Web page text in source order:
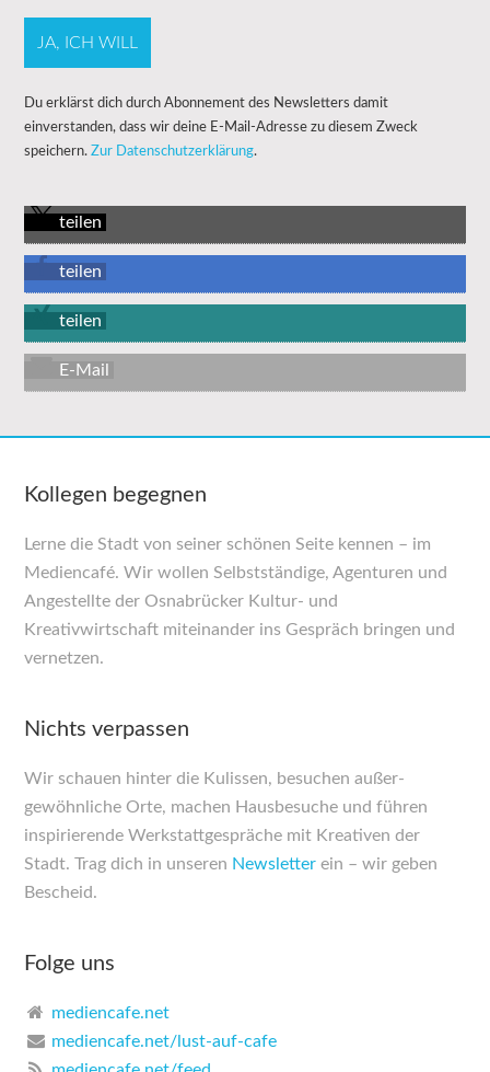
Du erklärst dich durch Abonnement des Newsletters damit
einverstanden, dass wir deine E-Mail-Adresse zu diesem Zweck
speichern.Zur Datenschutzerklärung.
teilen
teilen
teilen
E-Mail
Kollegen begegnen
Lerne die Stadt von seiner schönen Seite kennen – im
Mediencafé. Wir wollen Selbst­ständige, Agenturen und
Angestellte der Osnabrücker Kultur- und
Kreativwirtschaft miteinander ins Gespräch bringen und
vernetzen.
Nichts verpassen
Wir schauen hinter die Kulissen, besuchen außer­
gewöhnliche Orte, machen Haus­besuche und führen
inspirierende Werkstatt­gespräche mit Kreativen der
Stadt. Trag dich in unseren Newsletter ein – wir geben
Bescheid.
Folge uns
mediencafe.net
mediencafe.net/lust-auf-cafe